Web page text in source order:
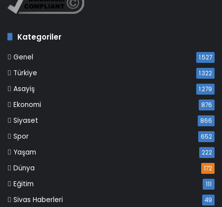
Kategoriler
Genel 1.527
Türkiye 1.322
Asayiş 1.279
Ekonomi 876
Siyaset 866
Spor 652
Yaşam 222
Dünya 172
Eğitim 111
Sivas Haberleri 49